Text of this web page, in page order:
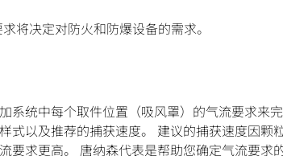
将决定对防火和防爆设备的需求。
统中每个取件位置（吸风罩）的气流要求来完
式以及推荐的捕获速度。 建议的捕获速度因颗
要求更高。 唐纳森代表是帮助您确定气流要求